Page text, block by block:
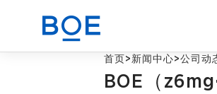
首页 > 新闻中心>公司动
BOE（